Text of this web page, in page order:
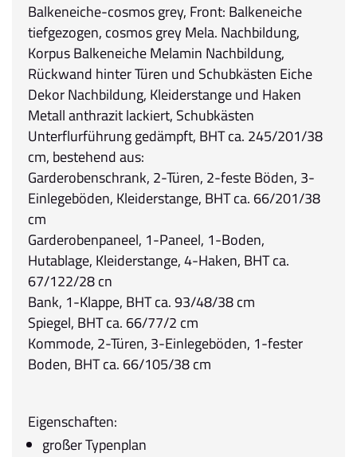
Balkeneiche-cosmos grey, Front: Balkeneiche
tiefgezogen, cosmos grey Mela. Nachbildung,
Korpus Balkeneiche Melamin Nachbildung,
Rückwand hinter Türen und Schubkästen Eiche
Dekor Nachbildung, Kleiderstange und Haken
Metall anthrazit lackiert, Schubkästen
Unterflurführung gedämpft, BHT ca. 245/201/38
cm, bestehend aus:
Garderobenschrank, 2-Türen, 2-feste Böden, 3-
Einlegeböden, Kleiderstange, BHT ca. 66/201/38
cm
Garderobenpaneel, 1-Paneel, 1-Boden,
Hutablage, Kleiderstange, 4-Haken, BHT ca.
67/122/28 cn
Bank, 1-Klappe, BHT ca. 93/48/38 cm
Spiegel, BHT ca. 66/77/2 cm
Kommode, 2-Türen, 3-Einlegeböden, 1-fester
Boden, BHT ca. 66/105/38 cm
Eigenschaften:
großer Typenplan